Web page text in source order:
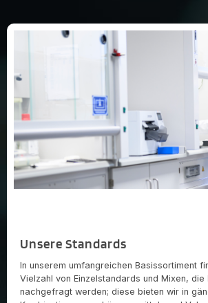
Unsere Standards
In unserem umfangreichen Basissortiment
Vielzahl von Einzelstandards und Mixen, die
nachgefragt werden; diese bieten wir in